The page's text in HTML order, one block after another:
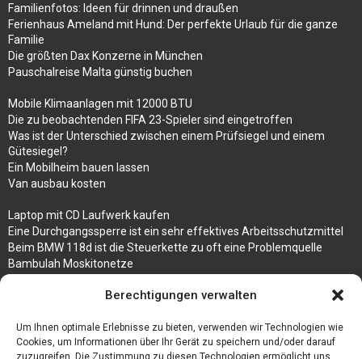
Berechtigungen verwalten
Um Ihnen optimale Erlebnisse zu bieten, verwenden wir Technologien wie
Cookies, um Informationen über Ihr Gerät zu speichern und/oder darauf
zuzugreifen. Die Zustimmung zu diesen Technologien ermöglicht uns
Familienfotos: Ideen für drinnen und draußen
Ferienhaus Ameland mit Hund: Der perfekte Urlaub für die ganze
Familie
Die größten Dax Konzerne in München
Pauschalreise Malta günstig buchen
Mobile Klimaanlagen mit 12000 BTU
Die zu beobachtenden FIFA 23-Spieler sind eingetroffen
Was ist der Unterschied zwischen einem Prüfsiegel und einem
Gütesiegel?
Ein Mobilheim bauen lassen
Van ausbau kosten
Laptop mit CD Laufwerk kaufen
Eine Durchgangssperre ist ein sehr effektives Arbeitsschutzmittel
Beim BMW 118d ist die Steuerkette zu oft eine Problemquelle
Bambulah Moskitonetze
Test Toilettensitz – Helfen Sie Ihren Senioren
Personalhandbuch